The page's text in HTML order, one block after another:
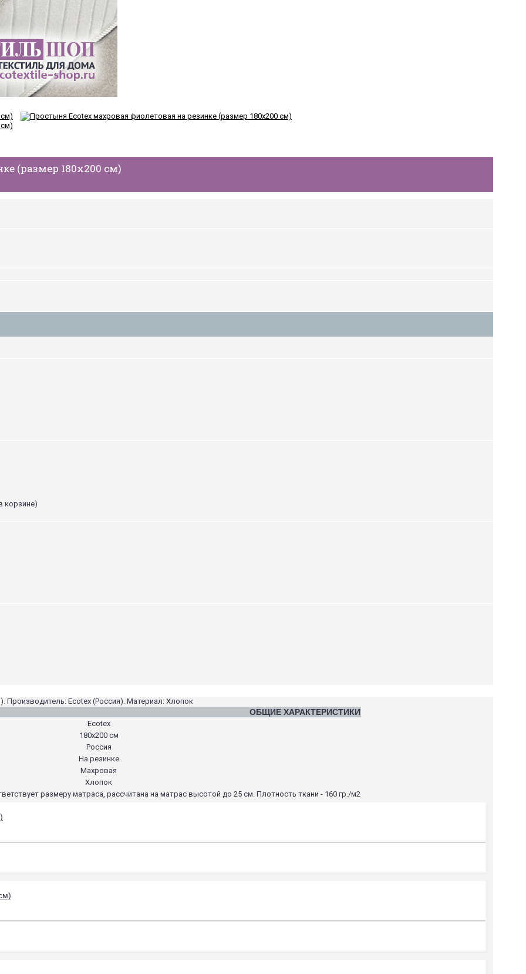
(размер 180х200 см)
корзине)
Производитель: Ecotex (Россия). Материал: Хлопок
ОБЩИЕ ХАРАКТЕРИСТИКИ
Ecotex
180х200 см
Россия
На резинке
Махровая
Хлопок
размеру матраса, рассчитана на матрас высотой до 25 см. Плотность ткани - 160 гр./м2